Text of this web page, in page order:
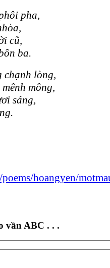
pha,
cũ,
ba.
chạnh lòng,
mông,
sáng,
hoangyen/
vần ABC . . .